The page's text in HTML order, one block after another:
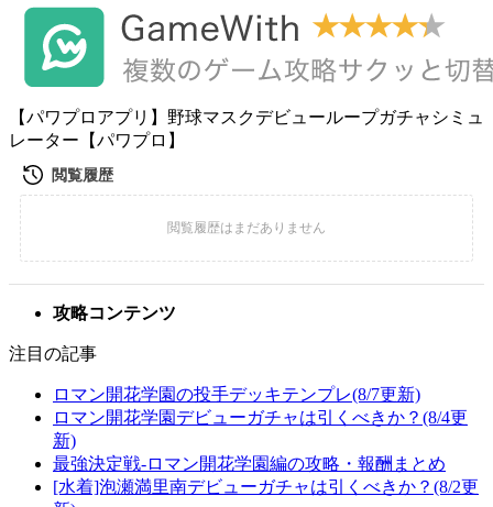
【パワプロアプリ】野球マスクデビューループガチャシミュ
レーター【パワプロ】
攻略コンテンツ
注目の記事
ロマン開花学園の投手デッキテンプレ(8/7更新)
ロマン開花学園デビューガチャは引くべきか？(8/4更
新)
最強決定戦-ロマン開花学園編の攻略・報酬まとめ
[水着]泡瀬満里南デビューガチャは引くべきか？(8/2更